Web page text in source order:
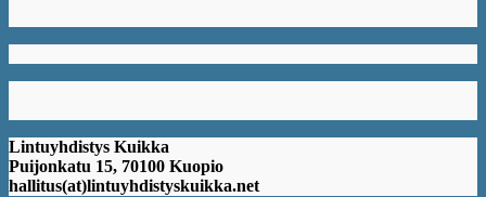
Lintuyhdistys Kuikka
Puijonkatu 15, 70100 Kuopio
hallitus(at)lintuyhdistyskuikka.net